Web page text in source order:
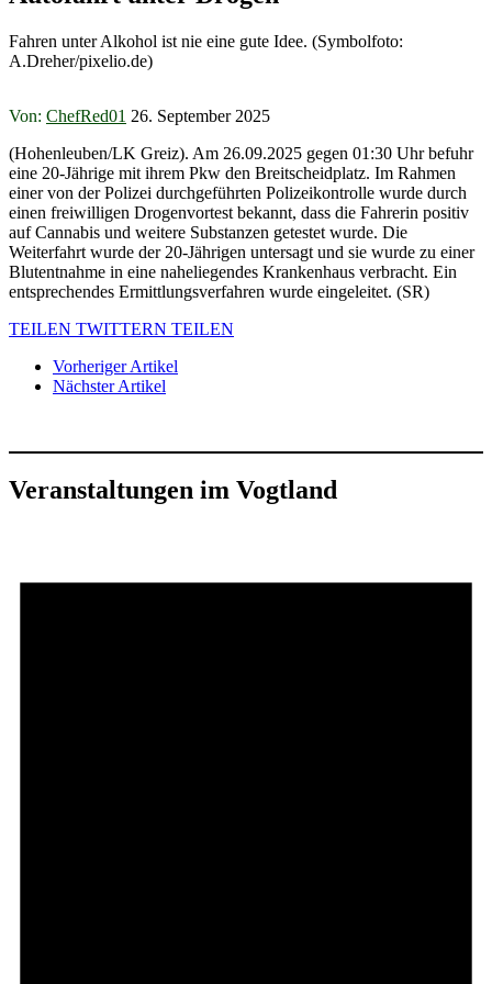
Fahren unter Alkohol ist nie eine gute Idee. (Symbolfoto:
A.Dreher/pixelio.de)
Von: ChefRed01 26. September 2025
(Hohenleuben/LK Greiz). Am 26.09.2025 gegen 01:30 Uhr befuhr
eine 20-Jährige mit ihrem Pkw den Breitscheidplatz. Im Rahmen
einer von der Polizei durchgeführten Polizeikontrolle wurde durch
einen freiwilligen Drogenvortest bekannt, dass die Fahrerin positiv
auf Cannabis und weitere Substanzen getestet wurde. Die
Weiterfahrt wurde der 20-Jährigen untersagt und sie wurde zu einer
Blutentnahme in eine naheliegendes Krankenhaus verbracht. Ein
entsprechendes Ermittlungsverfahren wurde eingeleitet. (SR)
TEILEN TWITTERN TEILEN
Vorheriger Artikel
Nächster Artikel
Veranstaltungen im Vogtland